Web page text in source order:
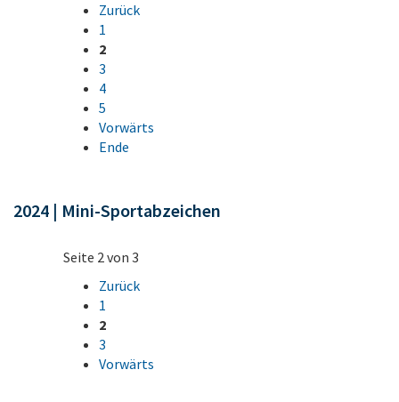
Zurück
1
2
3
4
5
Vorwärts
Ende
2024 | Mini-Sportabzeichen
Seite 2 von 3
Zurück
1
2
3
Vorwärts